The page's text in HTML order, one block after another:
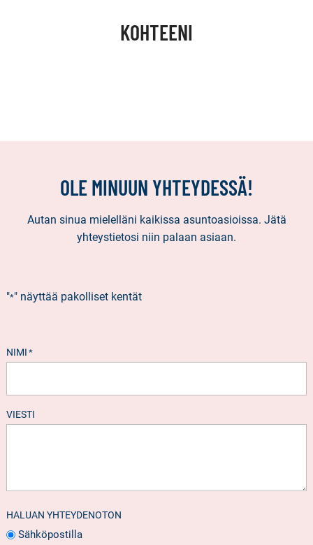
KOHTEENI
OLE MINUUN YHTEYDESSÄ!
Autan sinua mielelläni kaikissa asuntoasioissa. Jätä
yhteystietosi niin palaan asiaan.
"*" näyttää pakolliset kentät
NIMI *
VIESTI
HALUAN YHTEYDENOTON
Sähköpostilla